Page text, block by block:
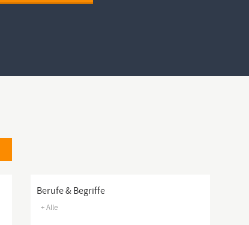
Berufe & Begriffe
+ Alle